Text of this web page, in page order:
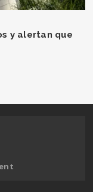
y alertan que